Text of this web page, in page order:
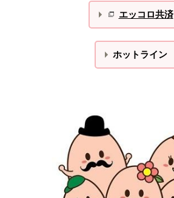
エッコロ共済
ホットライン